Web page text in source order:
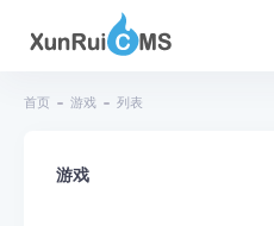
首页 游戏 列表
游戏